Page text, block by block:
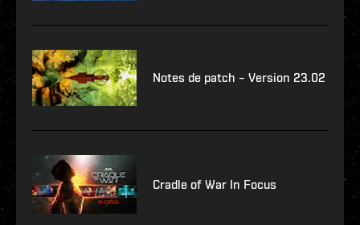
Notes de patch – Version 23.02
Cradle of War In Focus